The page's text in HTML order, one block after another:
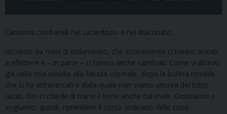
Carissimi confratelli nel sacerdozio e nel diaconato,
usciamo da mesi di isolamento, che sicuramente ci hanno aiutati
a riflettere e – in parte – ci hanno anche cambiati. Come vi dicevo
già nella mia omelia alla Messa crismale, dopo la bufera terribile
che ci ha attraversati e dalla quale non siamo ancora del tutto
usciti, Dio ci chiede di trarre il bene anche dal male. Dobbiamo e
vogliamo, quindi, riprendere il corso ordinario delle cose,